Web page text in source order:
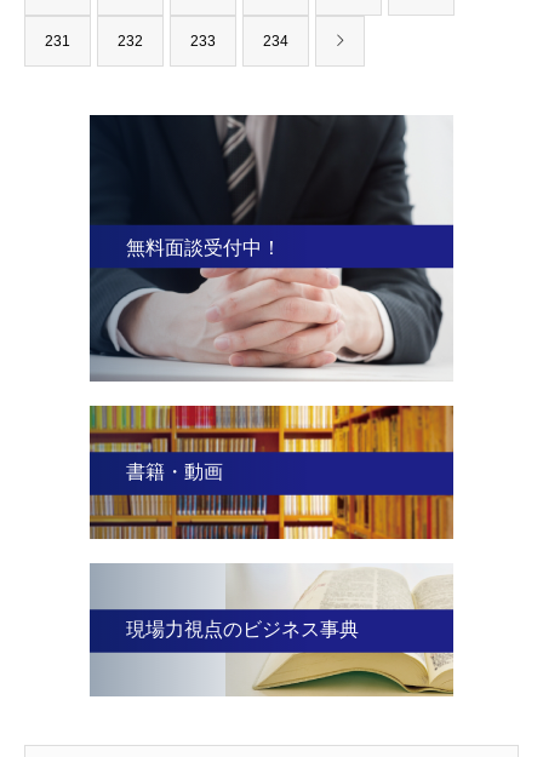
231 232 233 234
無料面談受付中！
書籍・動画
現場力視点のビジネス事典